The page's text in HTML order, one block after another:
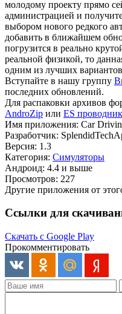
молодому проекту прямо
администрацией и
выбором нового редкого
добавить в ближайшем
погрузится в реально
реальной физикой, то
одним из лучших
Вступайте в нашу группу
последних обновлений.
Для распаковки архивов
AndroZip или ES проводник
Имя приложения: Car
Разработчик:
Версия: 1.3
Категория: Симуляторы
Андроид: 4.4 и выше
Просмотров: 227
Другие приложения от
Ссылки для
Скачать с Google Play
Прокомментировать